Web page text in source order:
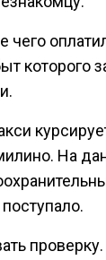
чего
которого
На